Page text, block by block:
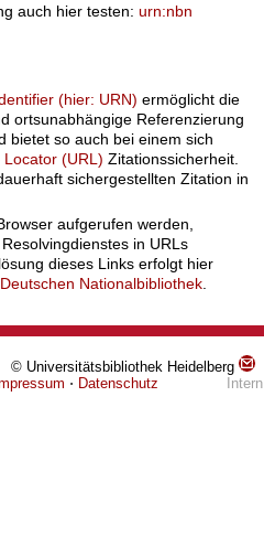
auch hier testen: urn:nbn
(hier: URN) ermöglicht die
ortsunabhängige Referenzierung
bietet so auch bei einem sich
(URL) Zitationssicherheit.
sichergestellten Zitation in
aufgerufen werden,
in URLs
dieses Links erfolgt hier
Nationalbibliothek
Universitätsbibliothek Heidelberg
⋅ Datenschutz Intern